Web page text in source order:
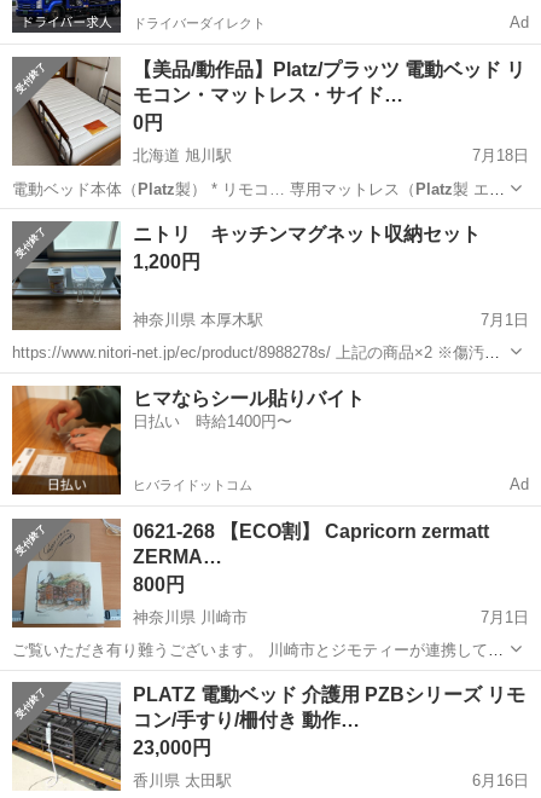
ドライバーダイレクト Ad
【美品/動作品】Platz/プラッツ 電動ベッド リ
モコン・マットレス・サイド…
0円
北海道 旭川駅
7月18日
電動ベッド本体（ Platz製） * リモコ… 専用マットレス（ Platz製 エク
レーヴシ… 会社プラッツ (Platz) * 機能： …
北海道 旭川市 旭川駅
ニトリ キッチンマグネット収納セット
1,200円
神奈川県 本厚木駅
7月1日
https://www.nitori-net.jp/ec/product/8988278s/ 上記の商品×2 ※傷汚れ
なし https://www.nitori-net.jp/ec/product/8912431s/?sr...
神奈川 厚木市 本厚木駅 調理器具 マグネット
ヒマならシール貼りバイト
日払い 時給1400円〜
ヒバライドットコム Ad
0621-268 【ECO割】 Capricorn zermatt
ZERMA…
800円
神奈川県 川崎市
7月1日
ご覧いただき有り難うございます。 川崎市とジモティーが連携して運
営しています。 粗⼤ごみ等の減量を⽬的にまだ使えるものをリユース
しています。 ★★★★★ ご自宅にある不要品を是非ジモティースポッ
トへお持ち込み...
神奈川 川崎市 インテリア雑貨/小物 リユース
PLATZ 電動ベッド 介護用 PZBシリーズ リモ
コン/手すり/柵付き 動作…
23,000円
香川県 太田駅 6月16日